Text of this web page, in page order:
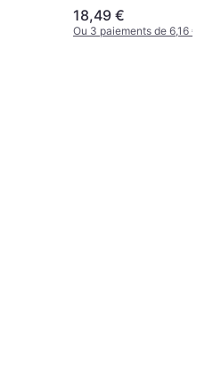
Taille 13L Couleur
TARRAGON
18,49 €
Ou 3 paiements de 6,16 €